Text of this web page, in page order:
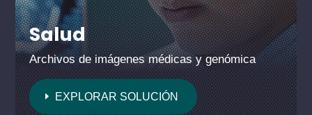
Salud
Archivos de imágenes médicas y genómica
EXPLORAR SOLUCIÓN